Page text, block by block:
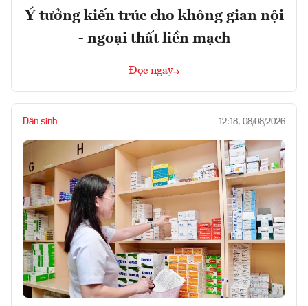
Ý tưởng kiến trúc cho không gian nội
- ngoại thất liền mạch
Đọc ngay
Dân sinh 12:18, 08/08/2026